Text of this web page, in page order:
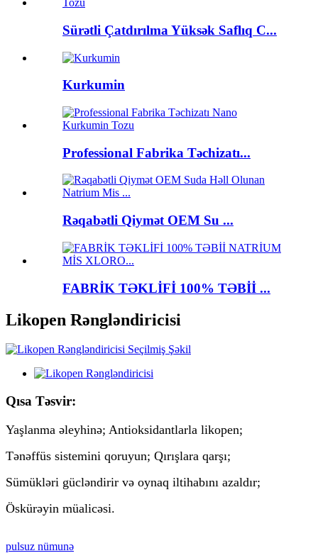
Sürətli Çatdırılma Yüksək Saflıq C...
Kurkumin
Professional Fabrika Təchizatı...
Rəqabətli Qiymət OEM Su ...
FABRİK TƏKLİFİ 100% TƏBİİ ...
Likopen Rəngləndiricisi
Qısa Təsvir:
Yaşlanma əleyhinə; Antioksidantlarla likopen;
Tənəffüs sistemini qoruyun; Qırışlara qarşı;
Sümükləri gücləndirir və oynaq iltihabını azaldır;
Öskürəyin müalicəsi.
pulsuz nümunə